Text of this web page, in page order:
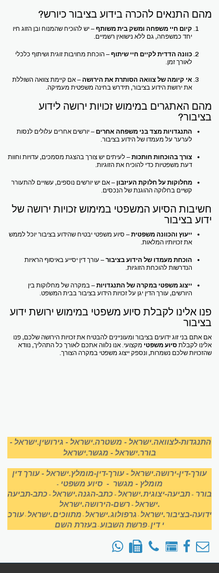
מהם התנאים להכרה בידוע בציבור כיורש?
קיום חיי משפחה ומשק בית משותף– יש להוכיח שהמנוח ובן הזוג חיו
יחד כמשפחה, גם ללא נישואין רשמיים.
כוונה הדדית לקיים חיי שיתוף– הוכחת מחויבות זוגית ושיתוף כלכלי
לאורך זמן.
אי קיומה של צוואה הסותרת את הירושה – אם קיימת צוואה השוללת
את ירושת הידוע בציבור, תידרש בחינה משפטית מעמיקה.
מהם האתגרים במימוש זכויות ירושה לידוע
בציבור?
התנגדויות מצד בני משפחה אחרים – יורשים אחרים עלולים לנסות
לערער על מעמדו של הידוע בציבור.
צורך בהוכחות חותכות– לעיתים יש צורך בהצגת מסמכים, עדויות וחוות
דעת משפטיות כדי להוכיח את הזוגיות.
מחלוקות על חלוקת העיזבון – אם יש יורשים נוספים, עשויים להתעורר
קשיים בחלוקה ההוגנת של הנכסים.
חשיבות הסיוע המשפטי במימוש זכויות ירושה של
ידוע בציבור
ייעוץ והכוונה משפטית– סיוע משפטי יבטיח שהידוע בציבור יוכל לממש
את זכויותיו המלאות.
הוכחת מעמדו של הידוע בציבור– עורך דין יסייע באיסוף הראיות
הנדרשות להוכחת הזוגיות.
ייצוג משפטי במקרה של התנגדויות– במקרה של מחלוקות בין
היורשים, עורך הדין יגן על זכויות הידוע בציבור בבית המשפט.
פנו אלינו לקבלת סיוע משפטי במימוש ירושת ידוע
בציבור
אם אתם בני זוג ידועים בציבור ומעוניינים להבטיח את זכויות הירושה שלכם, פנו
אלינו לקבלתסיוע משפטי מקצועי. אנו נלווה אתכם לאורך כל התהליך, נוודא
שהזכויות שלכם נשמרות, ונספק ייצוג משפטי במקרה הצורך.
התנגדות-לצוואה.ישראל - משטרה.ישראל - גירושין.ישראל -
בורר.ישראל - מגשר.ישראל
עורך-דין-ירושה.ישראל - עורך-דין-מומלץ.ישראל - עורך דין
מומלץ - מגשר -סיוע משפטי -
בורר - תביעה-יצוגית.ישראל - כתב-הגנה.ישראל - כתב-תביעה
.ישראל -רשם-הירושה.ישראל
ידועה-בציבור.ישראל - גרפולוג.ישראל - מתווכים.ישראל - עורכ
י דין - פרשת השבוע- בעזרת השם